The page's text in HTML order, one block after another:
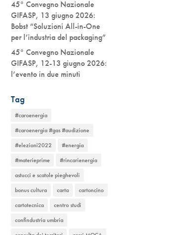
45° Convegno Nazionale
GIFASP, 13 giugno 2026:
Bobst “Soluzioni All-in-One
per l’industria del packaging”
45° Convegno Nazionale
GIFASP, 12-13 giugno 2026:
l’evento in due minuti
Tag
#caroenergia
#caroenergia #gas #audizione
#elezioni2022
#energia
#materieprime
#rincarienergia
astucci e scatole pieghevoli
bonus cultura
carta
cartoncino
cartotecnica
centro studi
confindustria umbria